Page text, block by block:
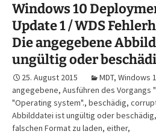
Windows 10
Update 1 / WDS
Die angegebene
ungültig oder
25. August 2015 MDT, Windows
angegebene, Ausführen des Vorgangs
"Operating system"., beschädig,
Abbilddatei ist ungültig oder beschädig,
falschen Format zu laden, either,